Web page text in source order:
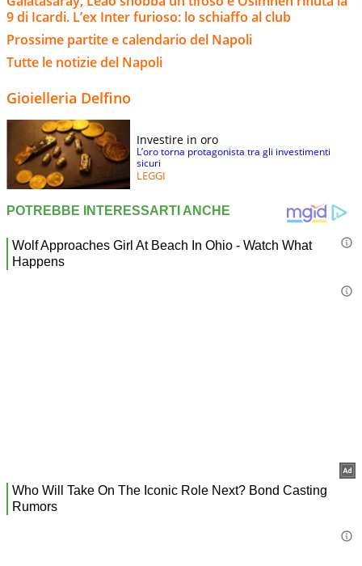
9 di Icardi. L’ex Inter furioso: lo schiaffo al club
Prossime partite e calendario del Napoli
Tutte le notizie del Napoli
Gioielleria Delfino
Investire in oro
L’oro torna protagonista tra gli investimenti
sicuri
LEGGI